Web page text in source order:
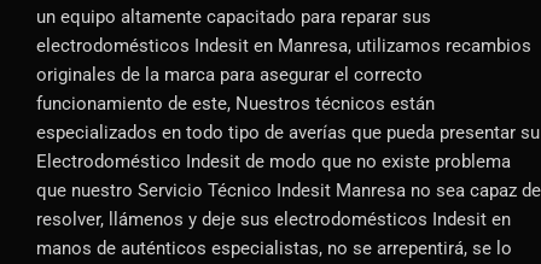
un equipo altamente capacitado para reparar sus
electrodomésticos Indesit en Manresa, utilizamos recambios
originales de la marca para asegurar el correcto
funcionamiento de este, Nuestros técnicos están
especializados en todo tipo de averías que pueda presentar su
Electrodoméstico Indesit de modo que no existe problema
que nuestro Servicio Técnico Indesit Manresa no sea capaz de
resolver, llámenos y deje sus electrodomésticos Indesit en
manos de auténticos especialistas, no se arrepentirá, se lo